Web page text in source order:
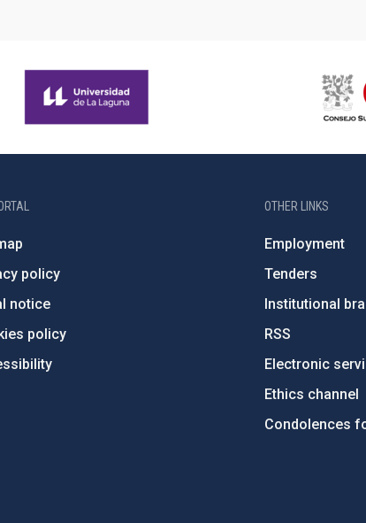
policy
notice
policy
OTHER LINKS
Employment
Tenders
Institutional
RSS
Electronic
Ethics channel
Condolences